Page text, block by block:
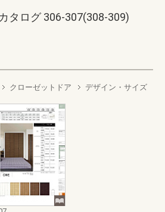
タログ 306-307(308-309)
クローゼットドア
デザイン・サイズ